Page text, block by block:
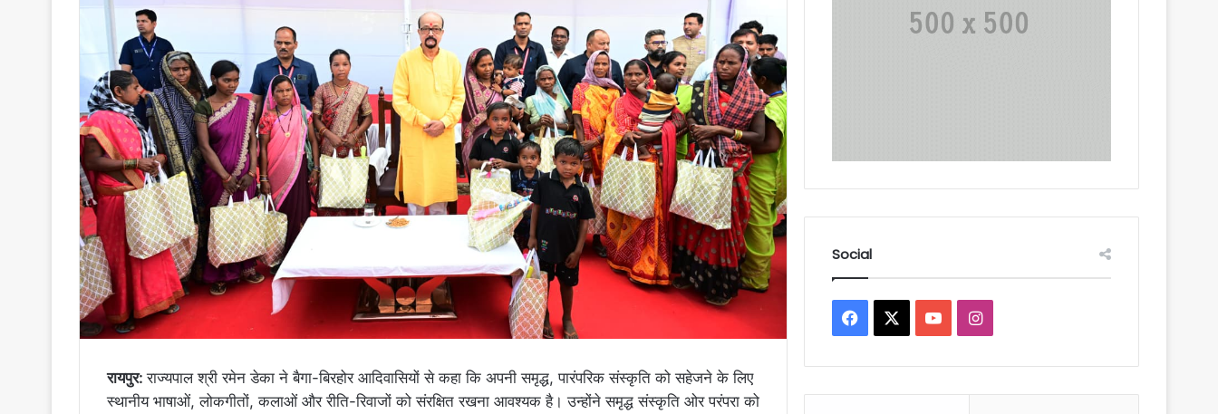
रायपुर:राज्यपाल श्री रमेन डेका ने बैगा-बिरहोर आदिवासियों से कहा कि अपनी समृद्ध, पारंपरिक संस्कृति को सहेजने के लिए
स्थानीय भाषाओं, लोकगीतों, कलाओं और रीति-रिवाजों को संरक्षित रखना आवश्यक है। उन्होंने समृद्ध संस्कृति ओर परंपरा को
Social
Facebook YouTubeInstagram